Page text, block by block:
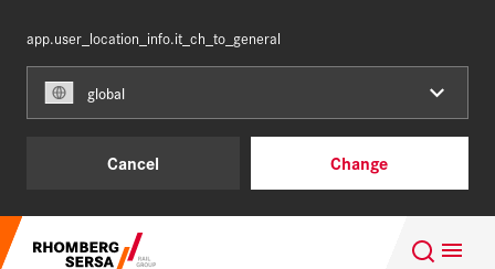
app.user_location_info.it_ch_to_general
global
Cancel Change
I nostri clienti
Progetti di business
SVIZZERA
Suggerimenti di ricerca